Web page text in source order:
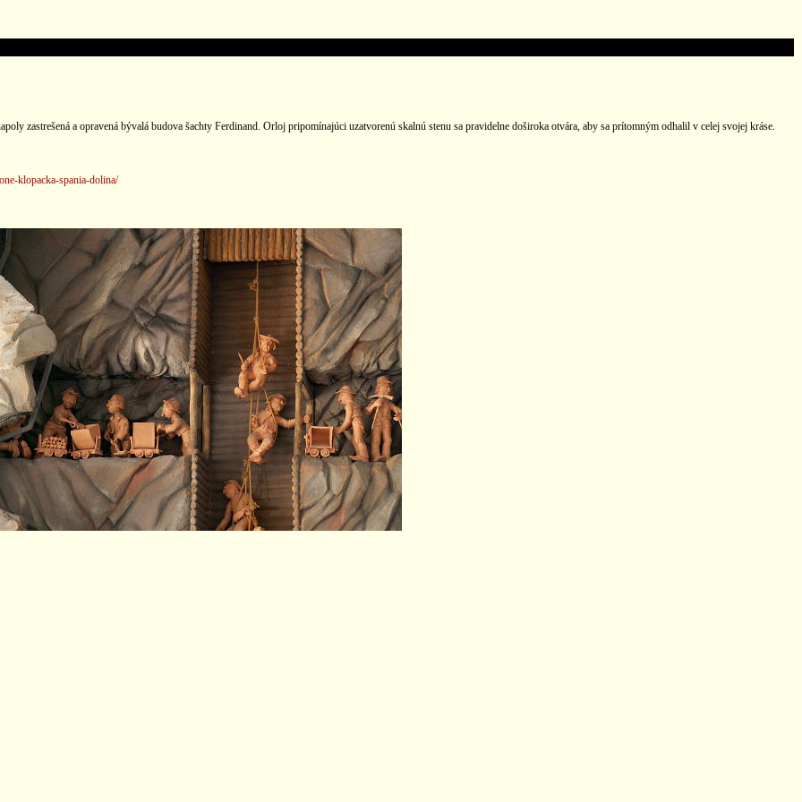
zastrešená a opravená bývalá budova šachty Ferdinand. Orloj pripomínajúci uzatvorenú skalnú stenu sa pravidelne doširoka otvára, aby sa prítomným odhalil v celej svojej kráse.
klopacka-spania-dolina/